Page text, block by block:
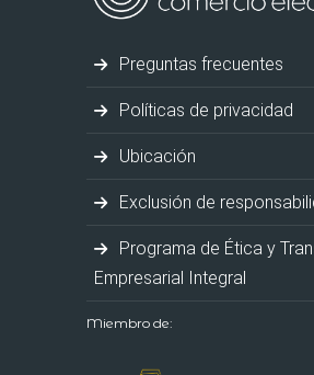
Preguntas frecuentes
Políticas de privacidad
Ubicación
Exclusión de
Programa de Ética y
Empresarial Integral
Miembro de: